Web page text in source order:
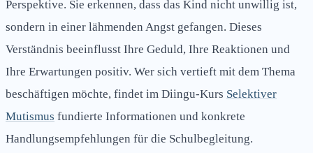
Perspektive. Sie erkennen, dass das Kind nicht unwillig ist,
sondern in einer lähmenden Angst gefangen. Dieses
Verständnis beeinflusst Ihre Geduld, Ihre Reaktionen und
Ihre Erwartungen positiv. Wer sich vertieft mit dem Thema
beschäftigen möchte, findet im Diingu-Kurs Selektiver
Mutismus fundierte Informationen und konkrete
Handlungsempfehlungen für die Schulbegleitung.